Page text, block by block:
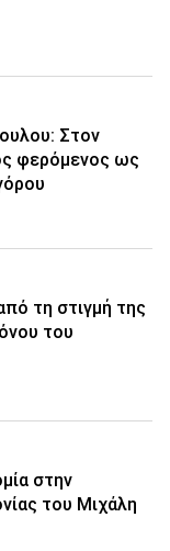
Στον
φερόμενος ως
τη στιγμή της
του
στην
του Μιχάλη